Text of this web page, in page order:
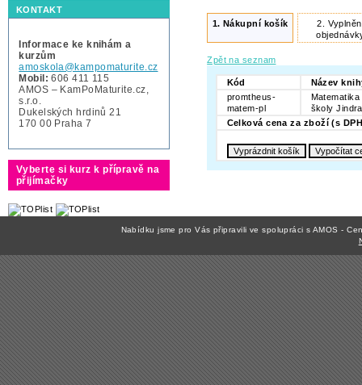
KONTAKT
Informace ke knihám a
kurzům
amoskola@kampomaturite.cz
Mobil: 606 411 115
AMOS – KamPoMaturite.cz,
s.r.o.
Dukelských hrdinů 21
170 00 Praha 7
Vyberte si kurz k přípravě na
přijímačky
1. Nákupní košík 2.
Zpět na seznam
Kód
Název
promtheus-
matem-pl
školy
Celková cena za zboží (s
Nabídku jsme pro Vás připravili ve spolupráci s AMOS -